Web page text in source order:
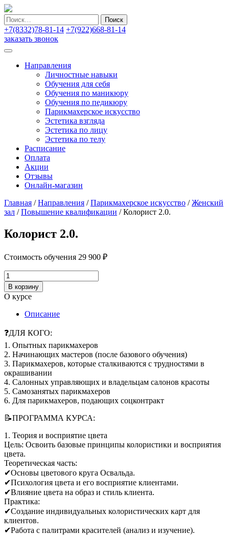
Найти:
+7(8332)78-81-14 +7(922)668-81-14
заказать звонок
Направления
Личностные навыки
Обучения для себя
Обучения по маникюру
Обучения по педикюру
Парикмахерское искусство
Эстетика взгляда
Эстетика по лицу
Эстетика по телу
Расписание
Оплата
Акции
Отзывы
Онлайн-магазин
Главная /Направления /Парикмахерское искусство /Женский
зал /Повышение квалификации /Колорист 2.0.
Колорист 2.0.
Стоимость обучения 29 900 ₽
Количество
товара
Колорист
2.0.
В корзину
О курсе
Описание
❓ДЛЯ КОГО:
1. Опытных парикмахеров
2. Начинающих мастеров (после базового обучения)
3. Парикмахеров, которые сталкиваются с трудностями в
окрашивании
4. Салонных управляющих и владельцам салонов красоты
5. Самозанятых парикмахеров
6. Для парикмахеров, подающих соцконтракт
📝ПРОГРАММА КУРСА:
1. Теория и восприятие цвета
Цель: Освоить базовые принципы колористики и восприятия
цвета.
Теоретическая часть:
✔Основы цветового круга Освальда.
✔Психология цвета и его восприятие клиентами.
✔Влияние цвета на образ и стиль клиента.
Практика:
✔Создание индивидуальных колористических карт для
клиентов.
✔Работа с палитрами красителей (анализ и изучение).